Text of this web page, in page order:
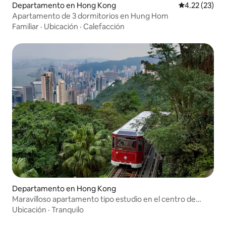
Departamento en Hong Kong Calificación
4.22 (23)
Apartamento de 3 dormitorios en Hung Hom
Familiar · Ubicación · Calefacción
Departamento en Hong Kong
Maravilloso apartamento tipo estudio en el centro de
Hong Kong
Ubicación · Tranquilo